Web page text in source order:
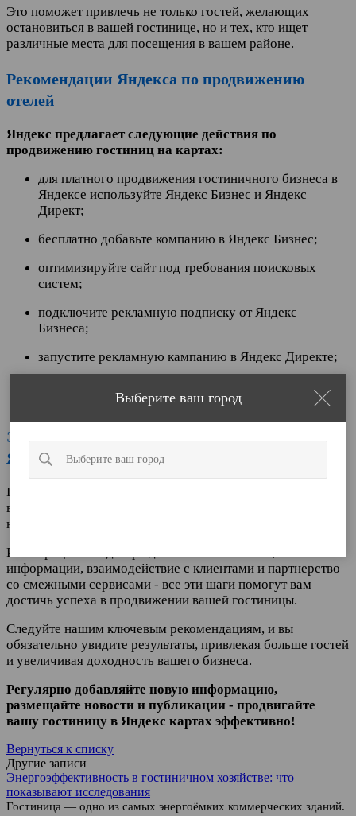
Выберите ваш город
Это поможет привлечь не только гостей, желающих
остановиться в вашей гостинице, но и тех, кто ищет
различные места для посещения в вашем районе.
Рекомендации Яндекса по продвижению
отелей
Яндекс предлагает следующие действия по
продвижению гостиниц на картах:
для платного продвижения гостиничного бизнеса в
Яндексе используйте Яндекс Бизнес и Яндекс
Директ;
бесплатно добавьте компанию в Яндекс Бизнес;
оптимизируйте сайт под требования поисковых
систем;
подключите рекламную подписку от Яндекс
Бизнеса;
запустите рекламную кампанию в Яндекс Директе;
Путешествия.
Эффективное продвижение гостиницы на
Яндекс
картах
Продвижение гостиницы на Яндекс картах является
важным шагом в увеличении ее видимости и привлечении
новых гостей.
Регистрация и подтверждение собственности, обновление
информации, взаимодействие с клиентами и партнерство
со смежными сервисами - все эти шаги помогут вам
достичь успеха в продвижении вашей гостиницы.
Следуйте нашим ключевым рекомендациям, и вы
обязательно увидите результаты, привлекая больше гостей
и увеличивая доходность вашего бизнеса.
Регулярно добавляйте новую информацию,
размещайте новости и публикации - продвигайте
вашу гостиницу в Яндекс картах эффективно!
Вернуться к списку
Другие записи
Энергоэффективность в гостиничном хозяйстве: что
показывают исследования
Гостиница — одно из самых энергоёмких коммерческих зданий.